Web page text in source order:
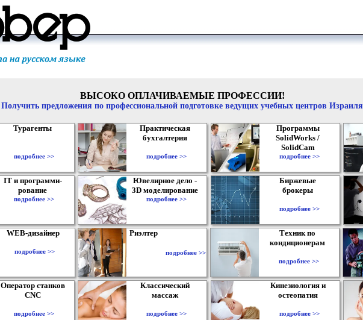
ВЫСОКО ОПЛАЧИВАЕМЫЕ ПРОФЕССИИ!
Получить предложения по профессиональной подготовке ведущих учебных центров Израиля
Турагенты
подробнее >>
Практическая
бухгалтерия
подробнее >>
Программы
SolidWorks /
SolidCam
подробнее >>
IT и программи-
рование
подробнее >>
Ювелирное дело -
3D моделирование
подробнее >>
Биржевые
брокеры
подробнее >>
WEB-дизайнер
подробнее >>
Риэлтер
подробнее >>
Техник по
кондиционерам
подробнее >>
Оператор станков
CNC
подробнее >>
Классический
массаж
подробнее >>
Кинезиология и
остеопатия
подробнее >>